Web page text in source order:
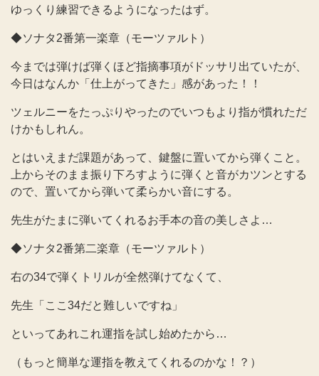
ゆっくり練習できるようになったはず。
◆ソナタ2番第一楽章（モーツァルト）
今までは弾けば弾くほど指摘事項がドッサリ出ていたが、
今日はなんか「仕上がってきた」感があった！！
ツェルニーをたっぷりやったのでいつもより指が慣れただ
けかもしれん。
とはいえまだ課題があって、鍵盤に置いてから弾くこと。
上からそのまま振り下ろすように弾くと音がカツンとする
ので、置いてから弾いて柔らかい音にする。
先生がたまに弾いてくれるお手本の音の美しさよ…
◆ソナタ2番第二楽章（モーツァルト）
右の34で弾くトリルが全然弾けてなくて、
先生「ここ34だと難しいですね」
といってあれこれ運指を試し始めたから…
（もっと簡単な運指を教えてくれるのかな！？）